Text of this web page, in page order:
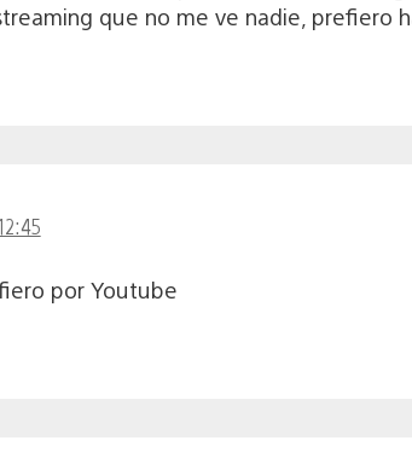
que no me ve nadie, prefiero
por Youtube